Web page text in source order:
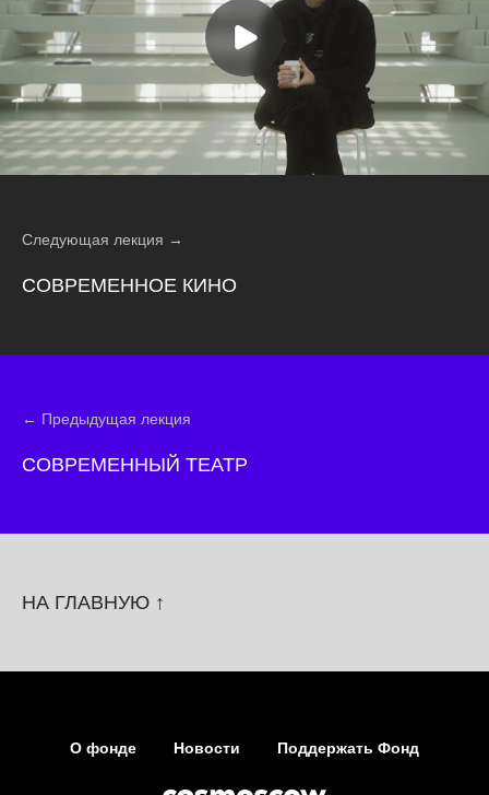
Следующая лекция →
СОВРЕМЕННОЕ КИНО
← Предыдущая лекция
СОВРЕМЕННЫЙ ТЕАТР
НА ГЛАВНУЮ ↑
О фонде Новости Поддержать Фонд